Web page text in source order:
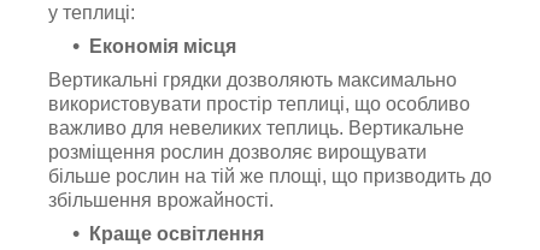
у теплиці:
Економія місця
Вертикальні грядки дозволяють максимально
використовувати простір теплиці, що особливо
важливо для невеликих теплиць. Вертикальне
розміщення рослин дозволяє вирощувати
більше рослин на тій же площі, що призводить до
збільшення врожайності.
Краще освітлення